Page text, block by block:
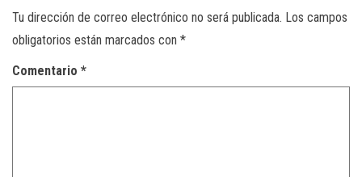
Tu dirección de correo electrónico no será publicada. Los campos
obligatorios están marcados con *
Comentario *